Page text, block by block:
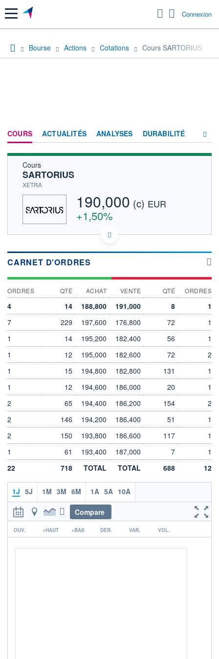
Menu Connexion
Bourse Actions Cotations Cours SARTORIUS
COURS ACTUALITÉS ANALYSES DURABILITÉ
FORUM
HISTORIQUE
ACTIONNAIRES
Cours
SARTORIUS
XETRA
190,000 (c) EUR
+1,50%
DE0007165607 SRT
Cotation sur les autres places
11h53 14h44
192
CLÔTURE VEILLE
187,200
+ HAUT + BAS
188,200
2 820
CAPITAL ÉCHANGÉ
0,01%
VALORISATION
7 114 MEUR
DERNIER ÉCHANGE
07.08.26 / 17:35:08
0,000
HAUSSE
0,000
ESTIMÉ 2026
0,46%
2026
33,24
DERNIER
DIVIDENDE
0,00 EUR -
CARNET D'ORDRES
ORDRES QTÉ ACHAT VENTE QTÉ ORDRES
4 14 188,800 191,000 8
1
7
229 197,600 176,800 72
1
1
14 195,200 182,400 56
1
1
12 195,000 182,600 72
2
1
15 194,800 182,800 131
1
1
12 194,600 186,000 20
1
2
65 194,400 186,200 154
2
2
146 194,200 186,400 51
1
2
150 193,800 186,600 117
1
1
61 193,400 187,000 7
1
22
718 TOTAL TOTAL 688 12
1J 5J 1M 3M 6M 1A 5A 10A
Compare
r
OUV. +HAUT +BAS DER. VAR. VOL.